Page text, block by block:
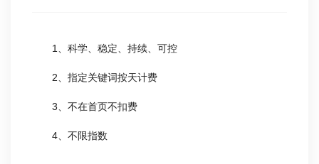
1、科学、稳定、持续、可控
2、指定关键词按天计费
3、不在首页不扣费
4、不限指数